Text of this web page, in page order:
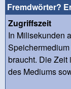
Fremdwörter?
Zugriffszeit
In Milisekunden
braucht. Die Zeit
des Mediums